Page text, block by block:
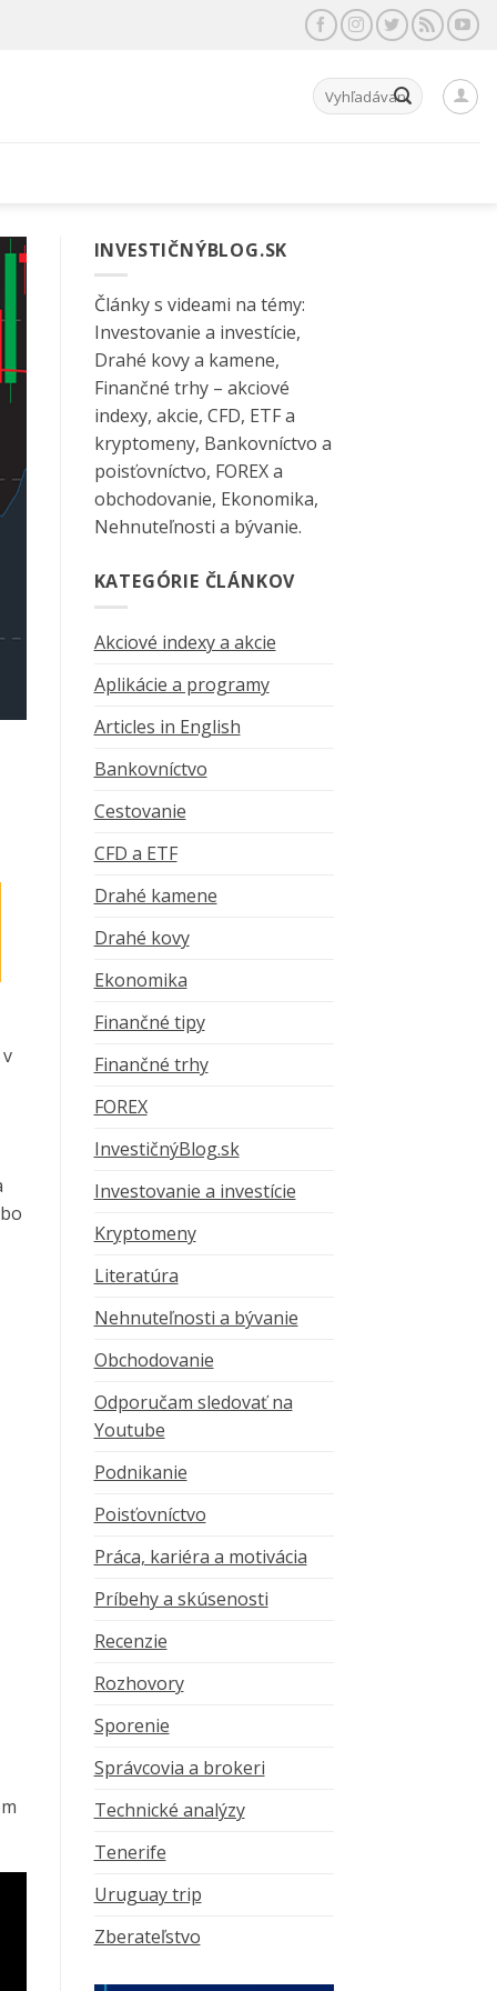
Hľadať:
INVESTIČNÝBLOG.SK
Články s videami na témy:
Investovanie a investície,
Drahé kovy a kamene,
Finančné trhy – akciové
indexy, akcie, CFD, ETF a
kryptomeny, Bankovníctvo a
poisťovníctvo, FOREX a
obchodovanie, Ekonomika,
Nehnuteľnosti a bývanie.
KATEGÓRIE ČLÁNKOV
Akciové indexy a akcie
Aplikácie a programy
Articles in English
Bankovníctvo
Cestovanie
CFD a ETF
Drahé kamene
Drahé kovy
Ekonomika
Finančné tipy
Finančné trhy
FOREX
InvestičnýBlog.sk
Investovanie a investície
Kryptomeny
Literatúra
Nehnuteľnosti a bývanie
Obchodovanie
Odporučam sledovať na
Youtube
Podnikanie
Poisťovníctvo
Práca, kariéra a motivácia
Príbehy a skúsenosti
Recenzie
Rozhovory
Sporenie
Správcovia a brokeri
Technické analýzy
Tenerife
Uruguay trip
Zberateľstvo